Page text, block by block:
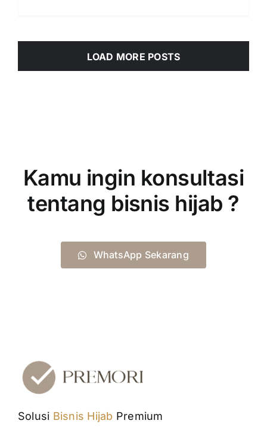
LOAD MORE POSTS
Kamu ingin konsultasi
tentang bisnis hijab ?
WhatsApp Sekarang
Solusi Bisnis Hijab Premium